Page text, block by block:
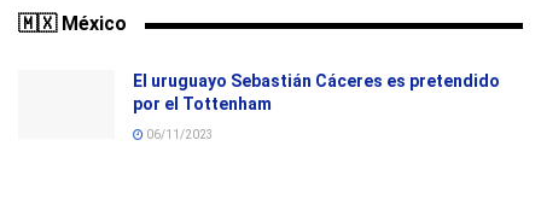
🇲🇽 México
El uruguayo Sebastián Cáceres es pretendido
por el Tottenham
06/11/2023